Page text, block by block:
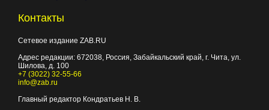
Контакты
Сетевое издание ZAB.RU
Адрес редакции: 672038 , Россия, Забайкальский край, г. Чита ул.
Шилова, д. 100
+7 (3022) 32-55-66
info@zab.ru
Главный редактор Кондратьев Н. В.